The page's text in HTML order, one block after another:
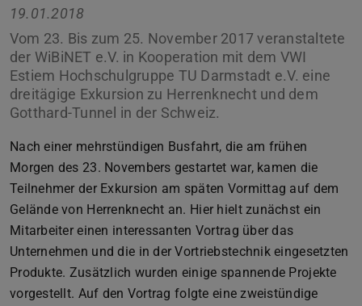
19.01.2018
Vom 23. Bis zum 25. November 2017 veranstaltete
der WiBiNET e.V. in Kooperation mit dem VWI
Estiem Hochschulgruppe TU Darmstadt e.V. eine
dreitägige Exkursion zu Herrenknecht und dem
Gotthard-Tunnel in der Schweiz.
Nach einer mehrstündigen Busfahrt, die am frühen
Morgen des 23. Novembers gestartet war, kamen die
Teilnehmer der Exkursion am späten Vormittag auf dem
Gelände von Herrenknecht an. Hier hielt zunächst ein
Mitarbeiter einen interessanten Vortrag über das
Unternehmen und die in der Vortriebstechnik eingesetzten
Produkte. Zusätzlich wurden einige spannende Projekte
vorgestellt. Auf den Vortrag folgte eine zweistündige